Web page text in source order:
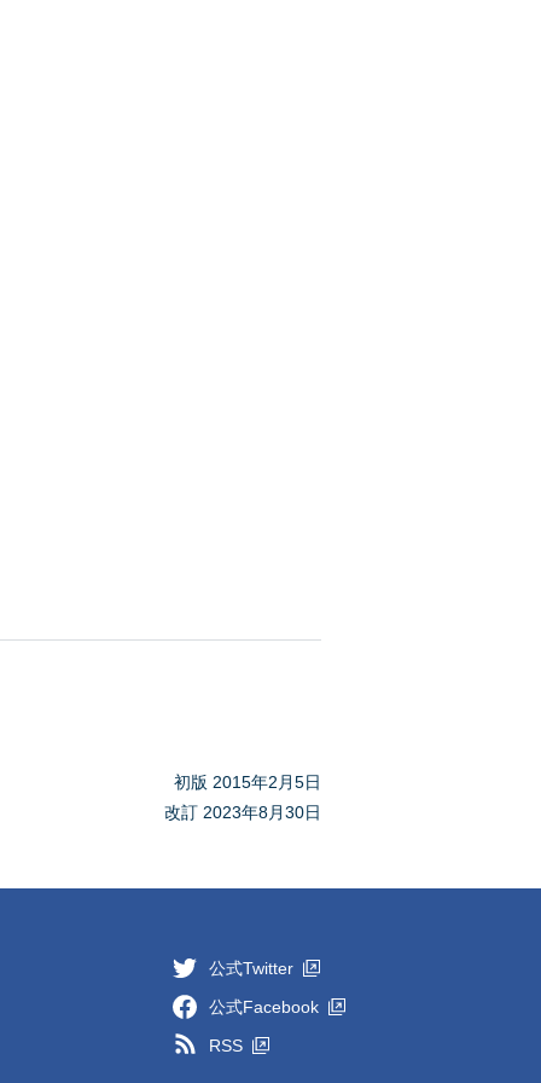
初版 2015年2月5日
改訂 2023年8月30日
公式Twitter
公式Facebook
RSS